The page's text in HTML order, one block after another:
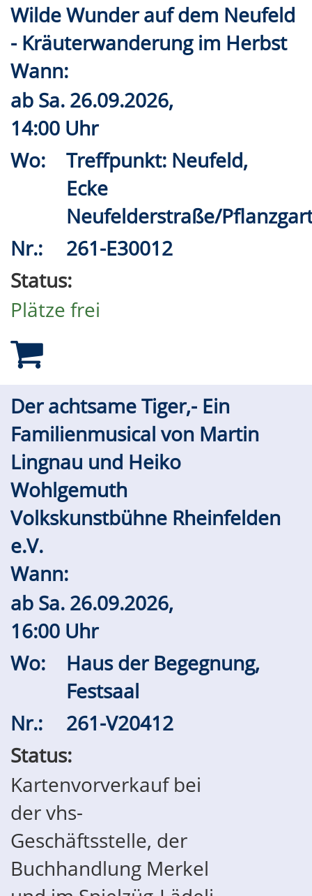
Wilde Wunder auf dem Neufeld
- Kräuterwanderung im Herbst
Wann:
ab Sa. 26.09.2026,
14:00 Uhr
Wo:
Treffpunkt: Neufeld,
Ecke
Neufelderstraße/
Nr.:
261-E30012
Status:
Plätze frei
Der achtsame Tiger,- Ein
Familienmusical von Martin
Lingnau und Heiko
Wohlgemuth
Volkskunstbühne Rheinfelden
e.V.
Wann:
ab Sa. 26.09.2026,
16:00 Uhr
Wo:
Haus der Begegnung,
Festsaal
Nr.:
261-V20412
Status:
Kartenvorverkauf bei
der vhs-
Geschäftsstelle, der
Buchhandlung Merkel